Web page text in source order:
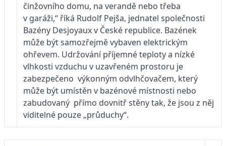
činžovního domu, na verandě nebo třeba
v garáži,“ říká Rudolf Pejša, jednatel společnosti
Bazény Desjoyaux v České republice. Bazének
může být samozřejmě vybaven elektrickým
ohřevem. Udržování příjemné teploty a nízké
vlhkosti vzduchu v uzavřeném prostoru je
zabezpečeno výkonným odvlhčovačem, který
může být umístěn v bazénové místnosti nebo
zabudovaný přímo dovnitř stěny tak, že jsou z něj
viditelné pouze „průduchy“.